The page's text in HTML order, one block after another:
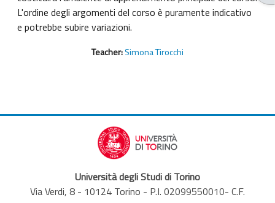
L'ordine degli argomenti del corso è puramente indicativo
e potrebbe subire variazioni.
Teacher:Simona Tirocchi
Università degli Studi di Torino
Via Verdi, 8 - 10124 Torino - P.I. 02099550010- C.F.